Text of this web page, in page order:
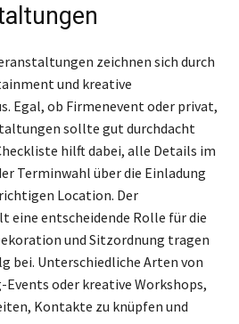
zeichnen sich durch
und kreative
Egal, ob Firmenevent oder privat,
sollte gut durchdacht
hilft dabei, alle Details im
Terminwahl über die Einladung
Location. Der
eine entscheidende Rolle für die
und Sitzordnung tragen
bei. Unterschiedliche Arten von
oder kreative Workshops,
Kontakte zu knüpfen und